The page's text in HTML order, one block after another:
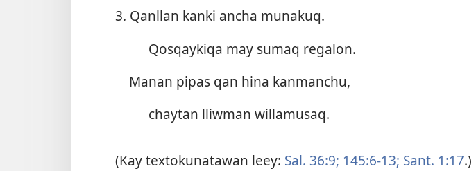
3. Qanllan kanki ancha munakuq.
Qosqaykiqa may sumaq regalon.
Manan pipas qan hina kanmanchu,
chaytan lliwman willamusaq.
(Kay textokunatawan leey: Sal. 36:9; 145:6-13; Sant. 1:17.)